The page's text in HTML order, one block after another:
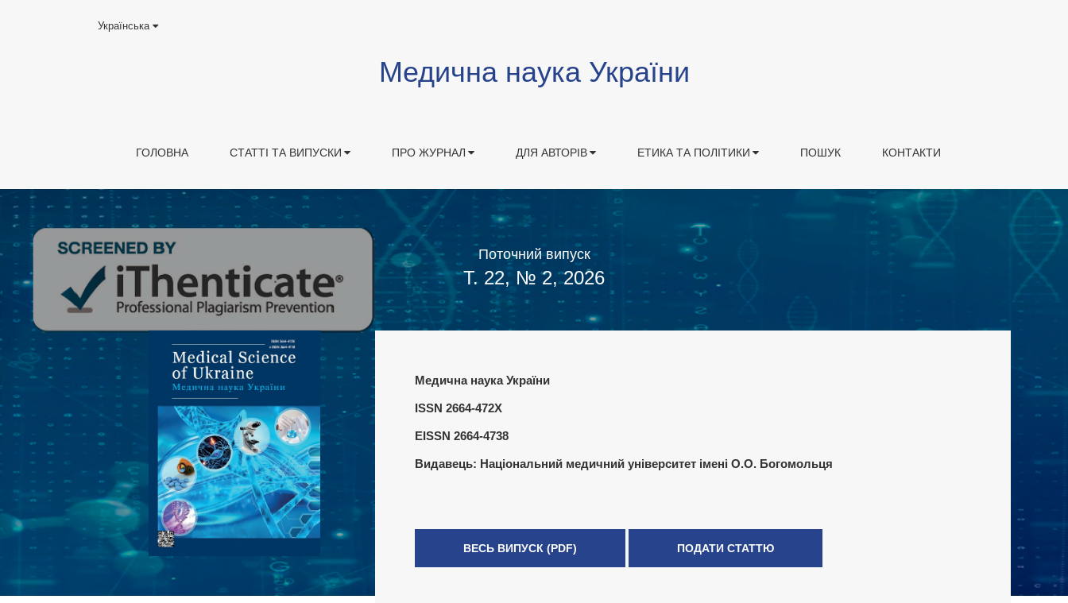
Українська
Медична наука України
ГОЛОВНА СТАТТІ ТА ВИПУСКИ ПРО ЖУРНАЛ ДЛЯ АВТОРІВ ЕТИКА ТА ПОЛІТИКИ ПОШУК КОНТАКТИ
Поточний випуск
Т. 22, № 2, 2026
Медична наука України
ISSN 2664-472X
EISSN 2664-4738
Видавець: Національний медичний університет імені О.О. Богомольця
ВЕСЬ ВИПУСК (PDF) ПОДАТИ СТАТТЮ